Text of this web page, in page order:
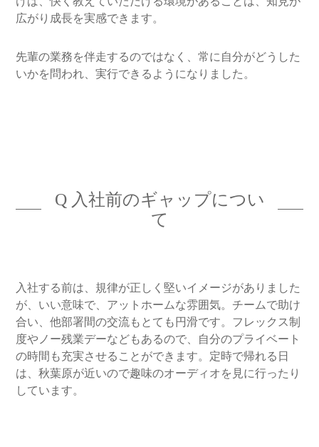
広がり成長を実感できます。
先輩の業務を伴走するのではなく、常に自分がどうした
いかを問われ、実行できるようになりました。
Q 入社前のギャップについ
て
入社する前は、規律が正しく堅いイメージがありました
が、いい意味で、アットホームな雰囲気。チームで助け
合い、他部署間の交流もとても円滑です。フレックス制
度やノー残業デーなどもあるので、自分のプライベート
の時間も充実させることができます。定時で帰れる日
は、秋葉原が近いので趣味のオーディオを見に行ったり
しています。